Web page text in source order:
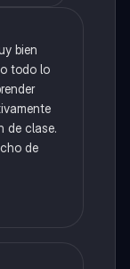
bien
todo lo
de clase.
de